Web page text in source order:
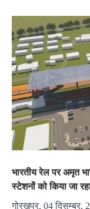
भारतीय रेल पर अमृत
स्टेशनों को किया जा
गोरखपुर, 04 दिसम्बर,